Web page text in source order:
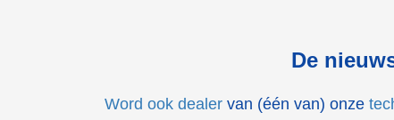
De
Word ook dealer van (één van) onze